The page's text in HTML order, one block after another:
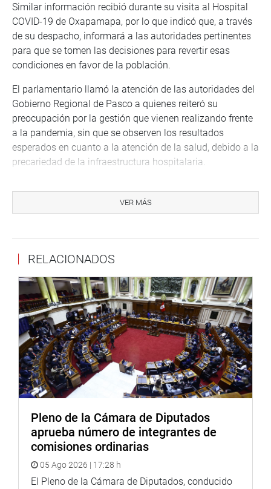
Similar información recibió durante su visita al Hospital
COVID-19 de Oxapamapa, por lo que indicó que, a través
de su despacho, informará a las autoridades pertinentes
para que se tomen las decisiones para revertir esas
condiciones en favor de la población.
El parlamentario llamó la atención de las autoridades del
Gobierno Regional de Pasco a quienes reiteró su
preocupación por la gestión que vienen realizando frente
a la pandemia, sin que se observen los resultados
esperados en cuanto a la atención de la salud, debido a la
precariedad de la infraestructura hospitalaria.
Por su lado, la congresista Mónica Saavedra Ocharán
Central de Serenazgo del distrito para conocer las
condiciones logísticas, de infraestructura y las
necesidades e inquietudes de su personal.
En el municipio recibió información del estado de cosas
por parte del burgomaestre Raúl Díaz Pérez, quien
expresó su expectativa de que se canalicen, a las
autoridades respectivas, las demandas de la población de
Lima Norte.
Durante su visita, se informó a los serenos comeños de la
propuesta legislativa que presentará en los próximos
laborales que tanto necesita este sector.
Leslye Lazo
Su colega de bancada, Leslye Lazo Villón, inspeccionó el
distrito de San Martín de Porres y supervisó, en la zona de
VER MÁS
RELACIONADOS
Pleno de la Cámara de Diputados
aprueba número de integrantes de
comisiones ordinarias
05 Ago 2026 | 17:28 h
El Pleno de la Cámara de Diputados, conducido